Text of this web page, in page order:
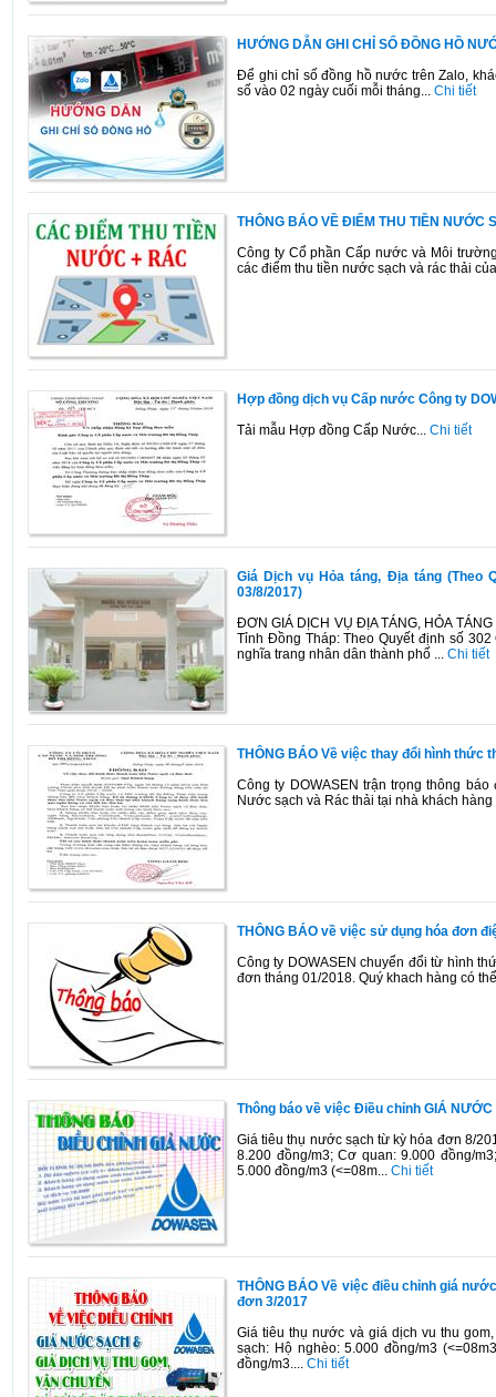
HƯỚNG DẪN GHI CHỈ SỐ ĐỒNG HỒ
Để ghi chỉ số đồng hồ nước trên Zalo,
số vào 02 ngày cuối mỗi tháng... Chi tiết
THÔNG BÁO VỀ ĐIỂM THU TIỀN NƯỚC
Công ty Cổ phần Cấp nước và Môi
các điểm thu tiền nước sạch và rác thải
Hợp đồng dịch vụ Cấp nước Công ty
Tải mẫu Hợp đồng Cấp Nước... Chi tiết
Giá Dịch vụ Hỏa táng, Địa táng (Theo
03/8/2017)
ĐƠN GIÁ DỊCH VỤ ĐỊA TÁNG, HỎA
Tỉnh Đồng Tháp: Theo Quyết định số
nghĩa trang nhân dân thành phố ... Chi tiết
THÔNG BÁO Về việc thay đổi hình thức
Công ty DOWASEN trận trọng thông
Nước sạch và Rác thải tại nhà khách
THÔNG BÁO về việc sử dụng hóa đơn
Công ty DOWASEN chuyển đổi từ hình
đơn tháng 01/2018. Quý khach hàng có
Thông báo về việc Điều chỉnh GIÁ
Giá tiêu thụ nước sạch từ kỳ hóa đơn 8/
8.200 đồng/m3; Cơ quan: 9.000 đồng/
5.000 đồng/m3 (<=08m... Chi tiết
THÔNG BÁO Về việc điều chỉnh giá
đơn 3/2017
Giá tiêu thụ nước và giá dịch vu thu
sạch: Hộ nghèo: 5.000 đồng/m3
đồng/m3.... Chi tiết